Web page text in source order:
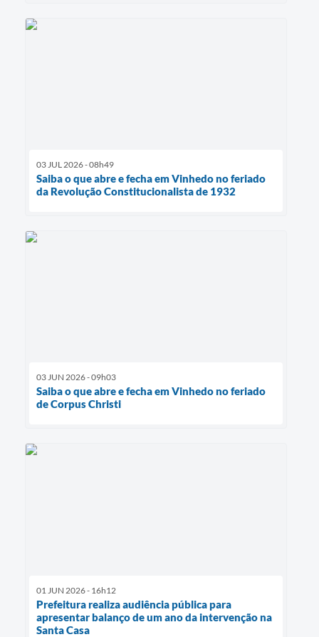
03 JUL 2026 - 08h49
Saiba o que abre e fecha em Vinhedo no feriado
da Revolução Constitucionalista de 1932
03 JUN 2026 - 09h03
Saiba o que abre e fecha em Vinhedo no feriado
de Corpus Christi
01 JUN 2026 - 16h12
Prefeitura realiza audiência pública para
apresentar balanço de um ano da intervenção na
Santa Casa